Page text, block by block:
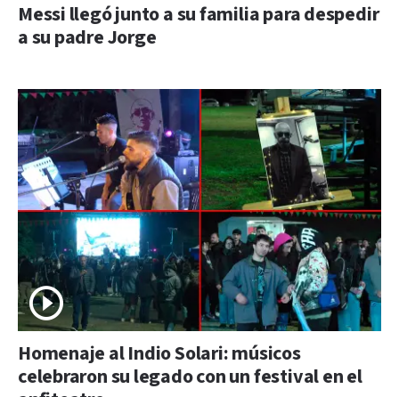
Messi llegó junto a su familia para despedir
a su padre Jorge
Homenaje al Indio Solari: músicos
celebraron su legado con un festival en el